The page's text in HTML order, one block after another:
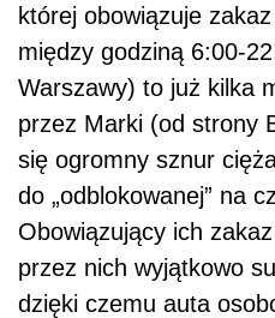
której obowiązuje
między godziną 6:00-
Warszawy) to już kilka
przez Marki (od strony
się ogromny sznur
do „odblokowanej” na
Obowiązujący ich
przez nich wyjątkowo
dzięki czemu auta